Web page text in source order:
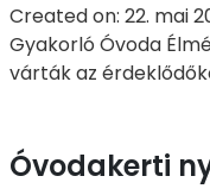
Created on: 22. mai
Gyakorló Óvoda
várták az
Óvodakerti